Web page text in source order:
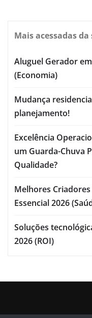
Mais acessadas
Aluguel Gerador
(Economia)
Mudança
planejamento!
Excelência
um Guarda-Chuva
Qualidade?
Melhores
Essencial 2026
Soluções
2026 (ROI)